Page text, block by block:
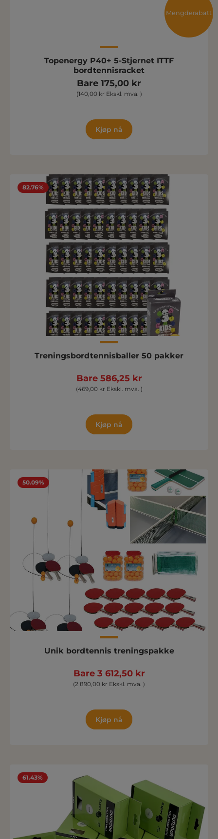
Mengderabatt
Topenergy P40+ 5-Stjernet ITTF
bordtennisracket
Bare 175,00 kr
(140,00 kr Ekskl. mva. )
Kjøp nå
82.76%
Treningsbordtennisballer 50 pakker
Bare 586,25 kr
(469,00 kr Ekskl. mva. )
Kjøp nå
50.09%
Unik bordtennis treningspakke
Bare 3 612,50 kr
(2 890,00 kr Ekskl. mva. )
Kjøp nå
61.43%